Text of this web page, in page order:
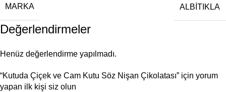
MARKA ALBİTIKLA
Değerlendirmeler
Henüz değerlendirme yapılmadı.
“Kutuda Çiçek ve Cam Kutu Söz Nişan Çikolatası” için yorum
yapan ilk kişi siz olun